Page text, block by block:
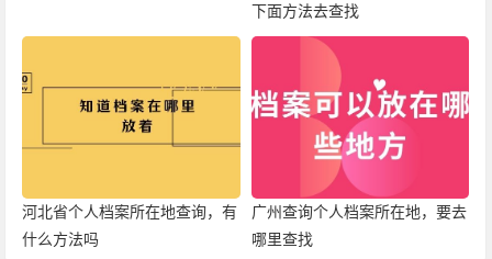
下面方法去查找
河北省个人档案所在地查询，有
什么方法吗
广州查询个人档案所在地，要去
哪里查找